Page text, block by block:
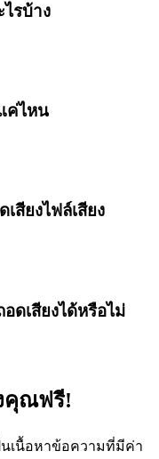
รบ้าง
ค่ไหน
สียงไฟล์เสียง
ดเสียงได้หรือไม่
คุณฟรี!
นเนื้อหาข้อความที่มีค่า